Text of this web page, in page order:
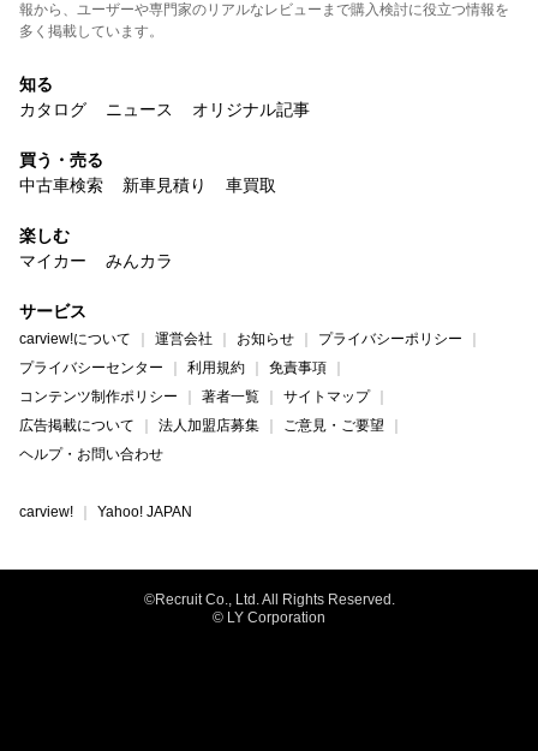
報から、ユーザーや専門家のリアルなレビューまで購入検討に役立つ情報を
多く掲載しています。
知る
カタログ
ニュース オリジナル記事
買う・売る
中古車検索
新車見積り 車買取
楽しむ
マイカー
みんカラ
サービス
carview!について 運営会社 お知らせ
プライバシーポリシー
プライバシーセンター
利用規約
免責事項
コンテンツ制作ポリシー
著者一覧
サイトマップ
広告掲載について
法人加盟店募集
ご意見・ご要望
ヘルプ・お問い合わせ
carview! Yahoo! JAPAN
©Recruit Co., Ltd. All Rights Reserved.
© LY Corporation